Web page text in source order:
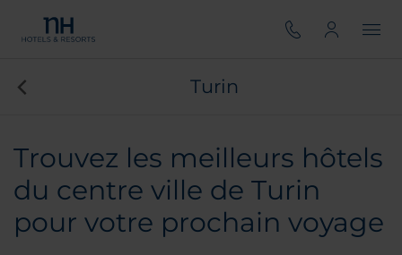
Turin
Trouvez les meilleurs hôtels
du centre ville de Turin
pour votre prochain voyage